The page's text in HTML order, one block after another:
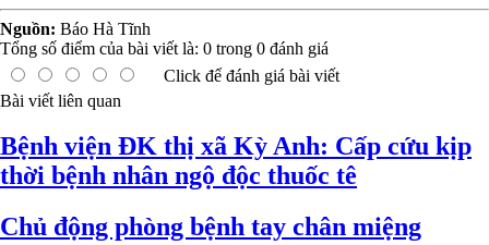
Nguồn: Báo Hà Tĩnh
Tổng số điểm của bài viết là: 0 trong 0 đánh giá
Click để đánh giá bài viết
Bài viết liên quan
Bệnh viện ĐK thị xã Kỳ Anh: Cấp cứu kịp
thời bệnh nhân ngộ độc thuốc tê
Chủ động phòng bệnh tay chân miệng